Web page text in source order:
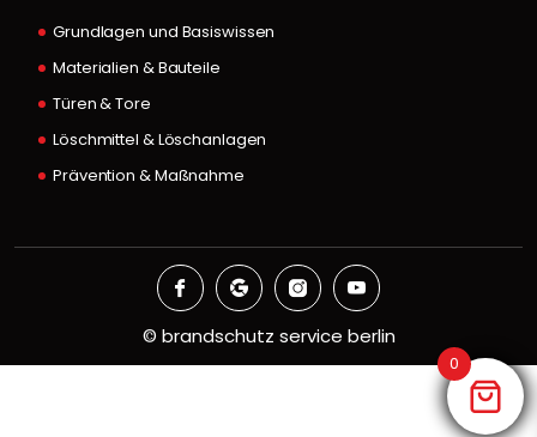
Grundlagen und Basiswissen
Materialien & Bauteile
Türen & Tore
Löschmittel & Löschanlagen
Prävention & Maßnahme
© brandschutz service berlin
0